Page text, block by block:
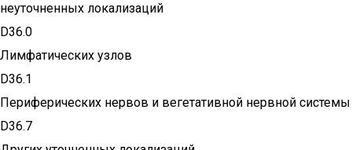
неуточненных локализаций
D36.0
Лимфатических узлов
D36.1
Периферических нервов и вегетативной нервной системы
D36.7